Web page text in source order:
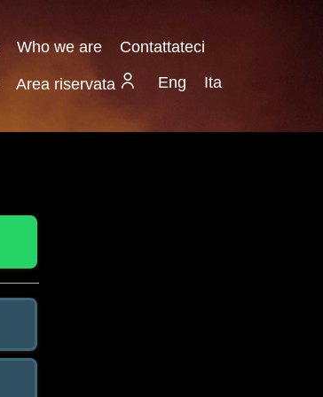
Who we are
Contattateci
Area riservata Eng Ita